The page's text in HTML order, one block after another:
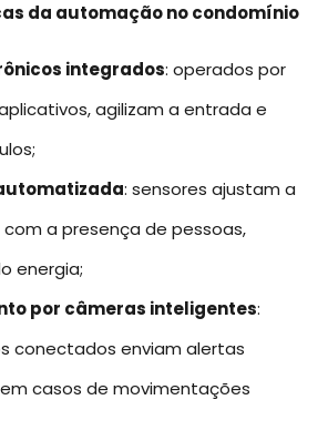
da automação no condomínio
integrados: operados por
agilizam a entrada e
: sensores ajustam a
a presença de pessoas,
energia;
por câmeras inteligentes:
conectados enviam alertas
casos de movimentações